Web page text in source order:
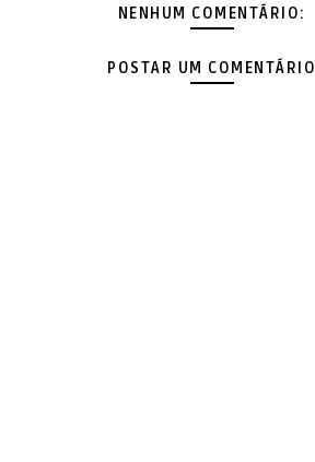
NENHUM COMENTÁRIO:
POSTAR UM COMENTÁRIO